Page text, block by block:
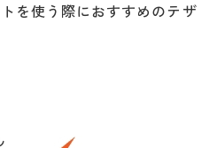
を使う際におすすめのテザ